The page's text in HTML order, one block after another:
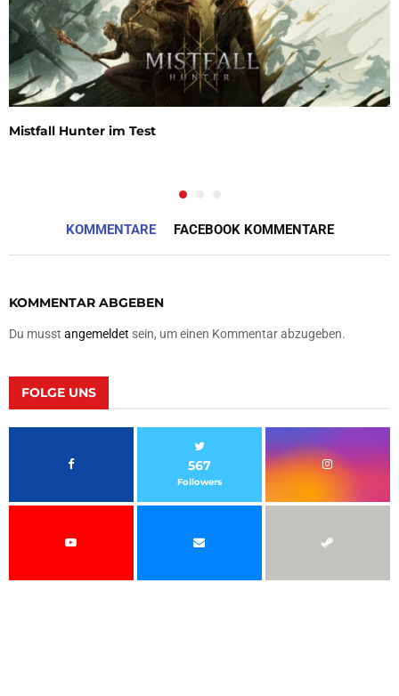
Mistfall Hunter im Test
KOMMENTARE FACEBOOK KOMMENTARE
KOMMENTAR ABGEBEN
Du musst angemeldet sein, um einen Kommentar abzugeben.
FOLGE UNS
567
Followers